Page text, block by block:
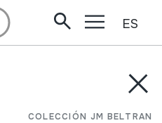
COLECCIÓN JM BELTRAN
ES
COLECCIÓN JM BELTRAN